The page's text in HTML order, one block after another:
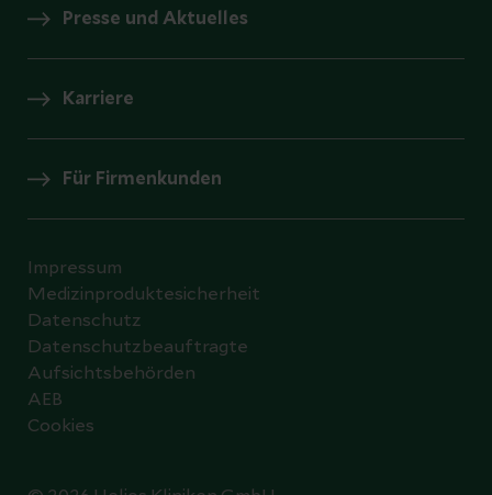
Presse und Aktuelles
Karriere
Für Firmenkunden
Impressum
Medizinproduktesicherheit
Datenschutz
Datenschutzbeauftragte
Aufsichtsbehörden
AEB
Cookies